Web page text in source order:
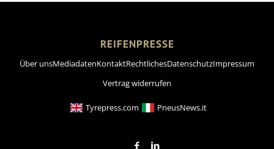
REIFENPRESSE
Über unsMediadatenKontaktRechtlichesDatenschutzImpressum
Vertrag widerrufen
Tyrepress.com PneusNews.it